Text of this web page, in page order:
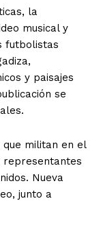
la
musical y
futbolistas
y paisajes
se
que militan en el
representantes
Nueva
junto a